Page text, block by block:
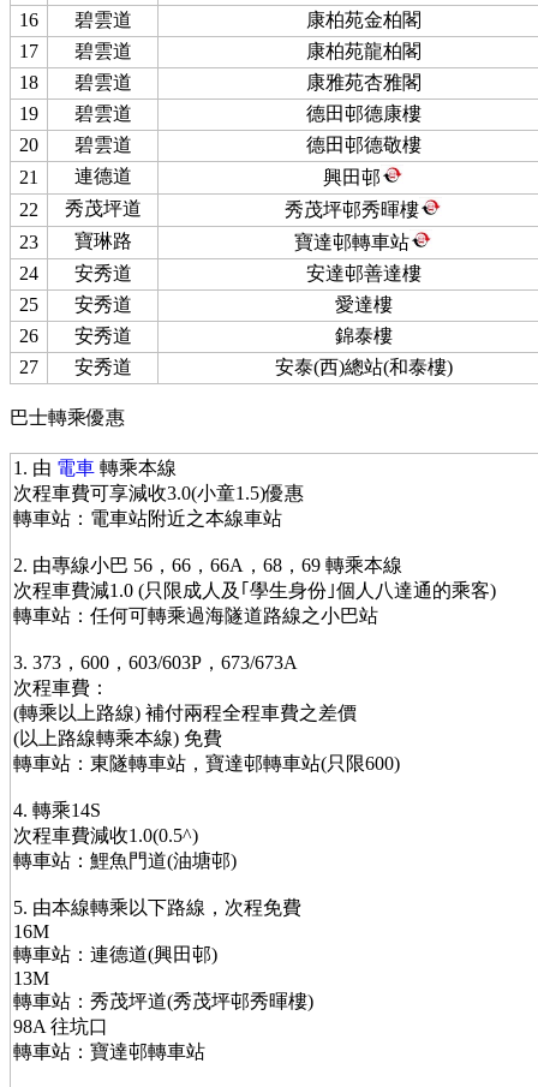
16 碧雲道
康柏苑金柏閣
17
碧雲道
康柏苑龍柏閣
18
碧雲道
康雅苑杏雅閣
19
碧雲道
德田邨德康樓
20
碧雲道
德田邨德敬樓
21
連德道
興田邨
22
秀茂坪道
秀茂坪邨秀暉樓
23
寶琳路
寶達邨轉車站
24
安秀道
安達邨善達樓
25
安秀道
愛達樓
26
安秀道
錦泰樓
27
安秀道 安泰(西)總站(和泰樓)
巴士轉乘優惠
1. 由 電車 轉乘本線
次程車費可享減收3.0(小童1.5)優惠
轉車站：電車站附近之本線車站
2. 由專線小巴 56，66，66A，68，69 轉乘本線
次程車費減1.0 (只限成人及｢學生身份｣個人八達通的乘客)
轉車站：任何可轉乘過海隧道路線之小巴站
3. 373，600，603/603P，673/673A
次程車費：
(轉乘以上路線) 補付兩程全程車費之差價
(以上路線轉乘本線) 免費
轉車站：東隧轉車站，寶達邨轉車站(只限600)
4. 轉乘14S
次程車費減收1.0(0.5^)
轉車站：鯉魚門道(油塘邨)
5. 由本線轉乘以下路線，次程免費
16M
轉車站：連德道(興田邨)
13M
轉車站：秀茂坪道(秀茂坪邨秀暉樓)
98A 往坑口
轉車站：寶達邨轉車站